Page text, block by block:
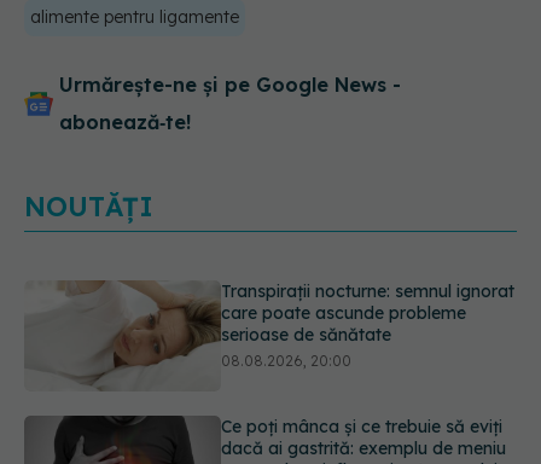
alimente pentru ligamente
Urmărește-ne și pe Google News -
abonează‑te!
NOUTĂȚI
Ce poți mânca și ce trebuie să eviți
dacă ai gastrită: exemplu de meniu
care reduce inflamația stomacului
08.08.2026, 19:00
Microplasticele pot traversa bariera
placentară și modifica hormonii